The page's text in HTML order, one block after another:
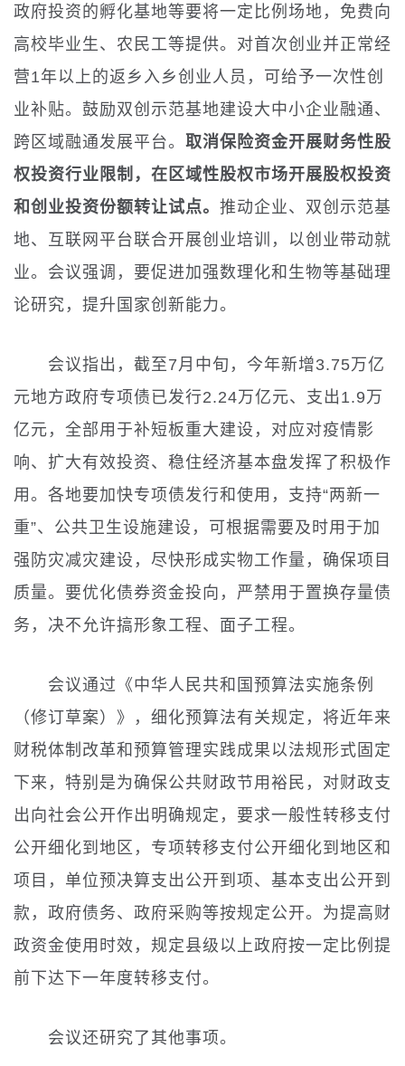
政府投资的孵化基地等要将一定比例场地，免费向
高校毕业生、农民工等提供。对首次创业并正常经
营1年以上的返乡入乡创业人员，可给予一次性创
业补贴。鼓励双创示范基地建设大中小企业融通、
跨区域融通发展平台。 取消保险资金开展财务性股
权投资行业限制，在区域性股权市场开展股权投资
和创业投资份额转让试点。 推动企业、双创示范基
地、互联网平台联合开展创业培训，以创业带动就
业。会议强调，要促进加强数理化和生物等基础理
论研究，提升国家创新能力。
会议指出，截至7月中旬，今年新增3.75万亿
元地方政府专项债已发行2.24万亿元、支出1.9万
亿元，全部用于补短板重大建设，对应对疫情影
响、扩大有效投资、稳住经济基本盘发挥了积极作
用。各地要加快专项债发行和使用，支持“两新一
重”、公共卫生设施建设，可根据需要及时用于加
强防灾减灾建设，尽快形成实物工作量，确保项目
质量。要优化债券资金投向，严禁用于置换存量债
务，决不允许搞形象工程、面子工程。
会议通过《中华人民共和国预算法实施条例
（修订草案）》，细化预算法有关规定，将近年来
财税体制改革和预算管理实践成果以法规形式固定
下来，特别是为确保公共财政节用裕民，对财政支
出向社会公开作出明确规定，要求一般性转移支付
公开细化到地区，专项转移支付公开细化到地区和
项目，单位预决算支出公开到项、基本支出公开到
款，政府债务、政府采购等按规定公开。为提高财
政资金使用时效，规定县级以上政府按一定比例提
前下达下一年度转移支付。
会议还研究了其他事项。